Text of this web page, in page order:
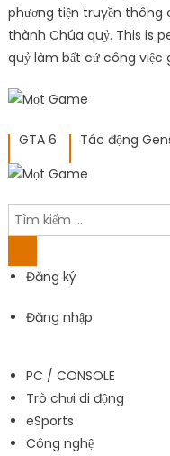
phương tiện truyền thông
thành Chúa quỷ. This is
quỷ làm bất cứ công việc
GTA 6 Tác động
Đăng ký
Đăng nhập
PC / CONSOLE
Trò chơi di động
eSports
Công nghệ